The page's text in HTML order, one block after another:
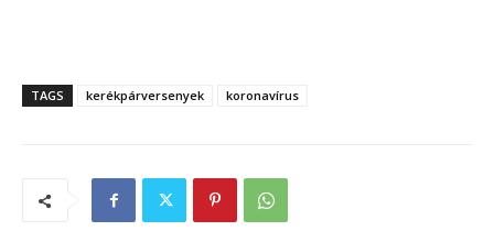
TAGS kerékpárversenyek koronavírus